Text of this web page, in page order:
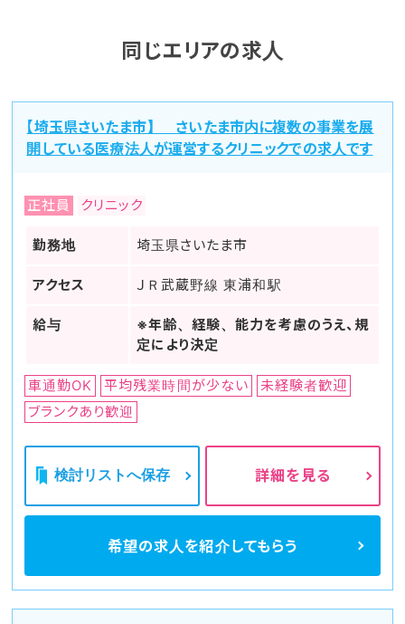
同じエリアの求人
【埼玉県さいたま市】 さいたま市内に複数の事業を展
開している医療法人が運営するクリニックでの求人です
正社員 クリニック
勤務地 埼玉県さいたま市
アクセス ＪＲ武蔵野線 東浦和駅
給与
※年齢、経験、能力を考慮のうえ、規
定により決定
車通勤OK 平均残業時間が少ない
未経験者歓迎
ブランクあり歓迎
検討リストへ保存 詳細を見る
希望の求人を紹介してもらう